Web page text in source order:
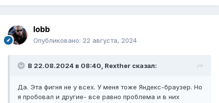
lobb
Опубликовано: 22 августа, 2024
В 22.08.2024 в 08:40, Rexther сказал:
Да. Эта фигня не у всех. У меня тоже Яндекс-браузер. Но
я пробовал и другие- все равно проблема и в них